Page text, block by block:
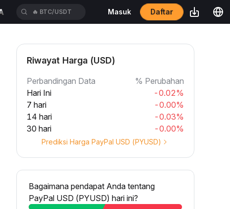
🔥 TUTUSDT Masuk Daftar
Riwayat Harga (USD)
Perbandingan Data
% Perubahan
Hari Ini
-0.02%
7 hari
-0.00%
14 hari
-0.03%
30 hari
-0.00%
Prediksi Harga PayPal USD (PYUSD)
Bagaimana pendapat Anda tentang
PayPal USD (PYUSD) hari ini?